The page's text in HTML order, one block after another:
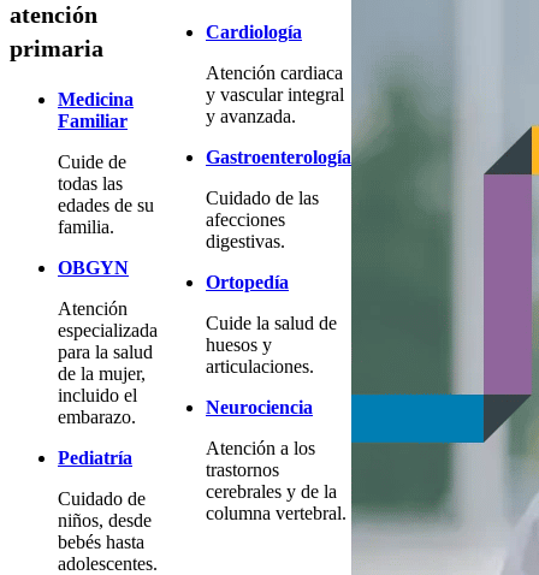
atención
primaria
Medicina
Familiar
Cuide de
todas las
edades de su
familia.
OBGYN
Atención
especializada
para la salud
de la mujer,
incluido el
embarazo.
Pediatría
Cuidado de
niños, desde
bebés hasta
adolescentes.
Cardiología
Atención cardiaca
y vascular integral
y avanzada.
Gastroenterología
Cuidado de las
afecciones
digestivas.
Ortopedía
Cuide la salud de
huesos y
articulaciones.
Neurociencia
Atención a los
trastornos
cerebrales y de la
columna vertebral.